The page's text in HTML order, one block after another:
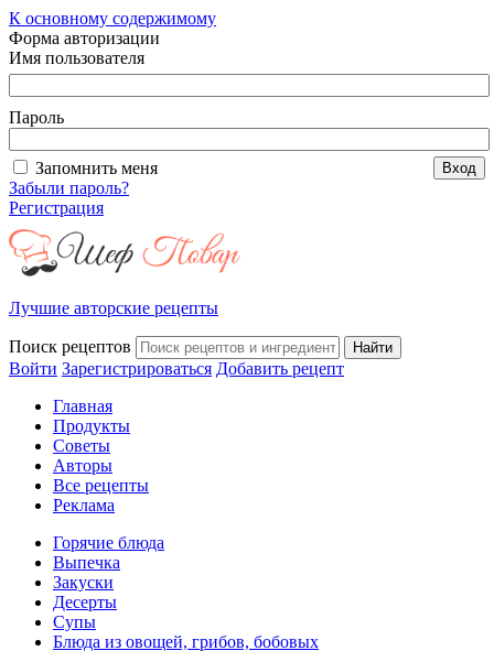
К основному содержимому
Форма авторизации
Имя пользователя
Пароль
Запомнить меня
Забыли пароль?
Регистрация
Лучшие авторские рецепты
Поиск рецептов
Войти Зарегистрироваться Добавить рецепт
Главная
Продукты
Советы
Авторы
Все рецепты
Реклама
Горячие блюда
Выпечка
Закуски
Десерты
Супы
Блюда из овощей, грибов, бобовых